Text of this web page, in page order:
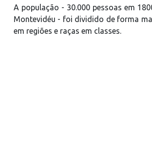
A população - 30.000 pessoas em
Montevidéu - foi dividido de forma
em regiões e raças em classes.